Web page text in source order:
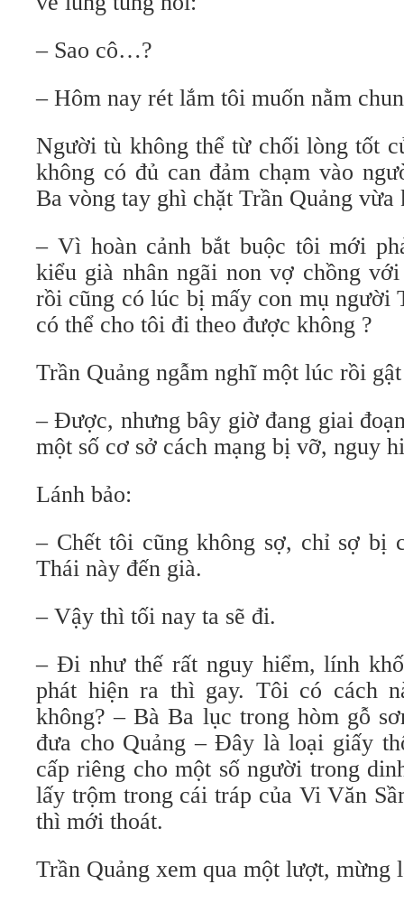
– Sao cô…?
– Hôm nay rét lắm tôi muốn nằm
Người tù không thể từ chối lòng tốt
không có đủ can đảm chạm vào
Ba vòng tay ghì chặt Trần Quảng vừa
– Vì hoàn cảnh bắt buộc tôi mới
kiểu già nhân ngãi non vợ chồng
rồi cũng có lúc bị mấy con mụ người
có thể cho tôi đi theo được không ?
Trần Quảng ngẫm nghĩ một lúc rồi
– Được, nhưng bây giờ đang giai
một số cơ sở cách mạng bị vỡ, nguy
Lánh bảo:
– Chết tôi cũng không sợ, chỉ sợ bị
Thái này đến già.
– Vậy thì tối nay ta sẽ đi.
– Đi như thế rất nguy hiểm, lính
phát hiện ra thì gay. Tôi có cách
không? – Bà Ba lục trong hòm gỗ
đưa cho Quảng – Đây là loại giấy
cấp riêng cho một số người trong
lấy trộm trong cái tráp của Vi Văn
thì mới thoát.
Trần Quảng xem qua một lượt, mừng